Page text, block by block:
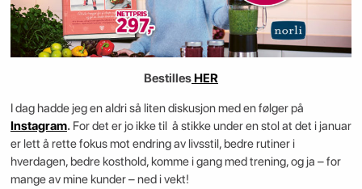
BestillesHER
I dag hadde jeg en aldri så liten diskusjon med en følger på
Instagram. For det er jo ikke til å stikke under en stol at det i januar
er lett å rette fokus mot endring av livsstil, bedre rutiner i
hverdagen, bedre kosthold, komme i gang med trening, og ja – for
mange av mine kunder – ned i vekt!